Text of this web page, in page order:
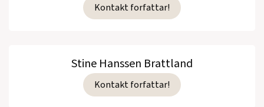
Kontakt forfattar!
Stine Hanssen Brattland
Kontakt forfattar!